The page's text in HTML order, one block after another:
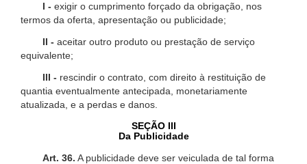
I - exigir o cumprimento forçado da obrigação, nos
termos da oferta, apresentação ou publicidade;
II - aceitar outro produto ou prestação de serviço
equivalente;
III - rescindir o contrato, com direito à restituição de
quantia eventualmente antecipada, monetariamente
atualizada, e a perdas e danos.
SEÇÃO III
Da Publicidade
Art. 36. A publicidade deve ser veiculada de tal forma